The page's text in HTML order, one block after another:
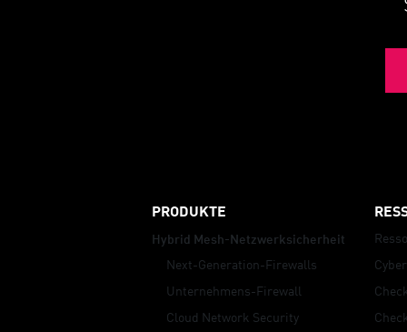
PRODUKTE
Hybrid Mesh-Netzwerksicherheit
Next-Generation-Firewalls
Unternehmens-Firewall
Cloud Network Security